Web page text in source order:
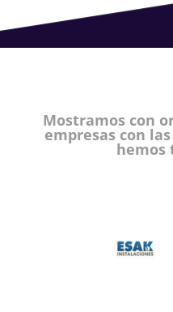
Mostramos con
empresas con
hemos